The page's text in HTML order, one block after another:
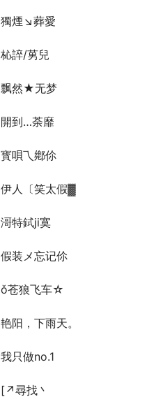
獨煙↘葬愛
杺誶/莮兒
飘然★无梦
開到…荼靡
寳唄乁鄕伱
伊人〔笑太假▓
滒特鉽ji寞
假装メ忘记伱
ǒ苍狼飞车☆
艳阳，下雨天。
我只做no.1
[↗尋找丶